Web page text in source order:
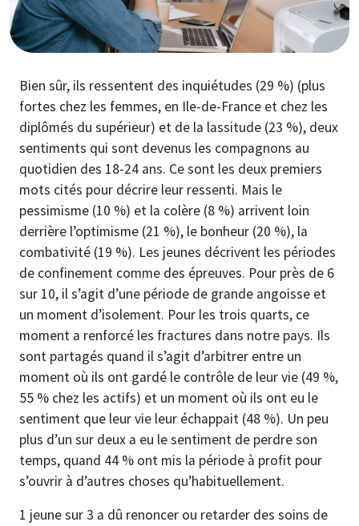
Bien sûr, ils ressentent des inquiétudes (29 %) (plus
fortes chez les femmes, en Ile-de-France et chez les
diplômés du supérieur) et de la lassitude (23 %), deux
sentiments qui sont devenus les compagnons au
quotidien des 18-24 ans. Ce sont les deux premiers
mots cités pour décrire leur ressenti. Mais le
pessimisme (10 %) et la colère (8 %) arrivent loin
derrière l’optimisme (21 %), le bonheur (20 %), la
combativité (19 %). Les jeunes décrivent les périodes
de confinement comme des épreuves. Pour près de 6
sur 10, il s’agit d’une période de grande angoisse et
un moment d’isolement. Pour les trois quarts, ce
moment a renforcé les fractures dans notre pays. Ils
sont partagés quand il s’agit d’arbitrer entre un
moment où ils ont gardé le contrôle de leur vie (49 %,
55 % chez les actifs) et un moment où ils ont eu le
sentiment que leur vie leur échappait (48 %). Un peu
plus d’un sur deux a eu le sentiment de perdre son
temps, quand 44 % ont mis la période à profit pour
s’ouvrir à d’autres choses qu’habituellement.
1 jeune sur 3 a dû renoncer ou retarder des soins de